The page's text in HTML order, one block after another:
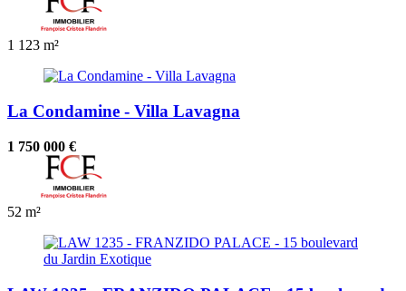
1 123 m²
La Condamine - Villa Lavagna
1 750 000 €
52 m²